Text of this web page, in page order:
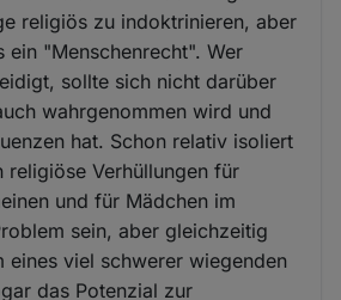
religiös zu indoktrinieren, aber
ein "Menschenrecht". Wer
sollte sich nicht darüber
wahrgenommen wird und
hat. Schon relativ isoliert
religiöse Verhüllungen für
und für Mädchen im
sein, aber gleichzeitig
eines viel schwerer wiegenden
das Potenzial zur